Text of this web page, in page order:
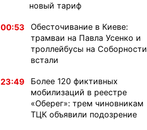
новый тариф
00:53
Обесточивание в Киеве:
трамваи на Павла Усенко и
троллейбусы на Соборности
встали
23:49
Более 120 фиктивных
мобилизаций в реестре
«Оберег»: трем чиновникам
ТЦК объявили подозрение